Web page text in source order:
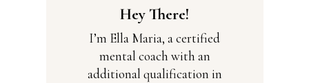
Hey There!
I’m Ella Maria, a certified
mental coach with an
additional qualification in